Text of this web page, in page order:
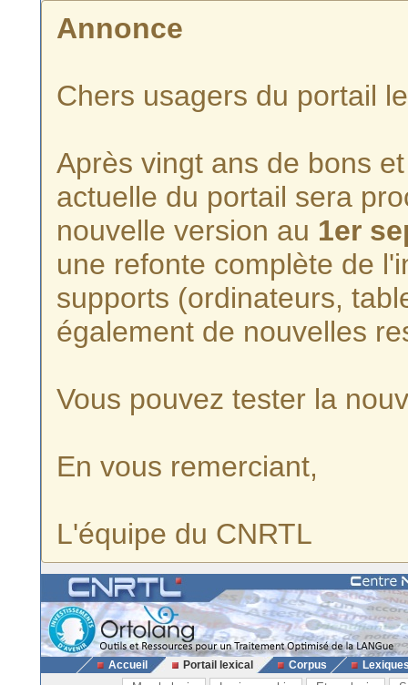
Annonce
Chers usagers du portail
Après vingt ans de bons
actuelle du portail sera
nouvelle version au 1er
une refonte complète de
supports (ordinateurs,
également de nouvelles
Vous pouvez tester la
En vous remerciant,
L'équipe du CNRTL
Accueil Portail lexical Corpus